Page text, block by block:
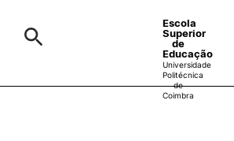
Escola
Superior
de
Educação
Universidade
Politécnica
de
Coimbra